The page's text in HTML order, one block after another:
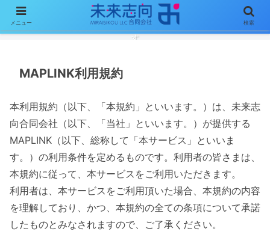
ソフトウェア開発を通じて、明るく楽しいあなたの未来創りをお手伝い致しま
す
MAPLINK利用規約
本利用規約（以下、「本規約」といいます。）は、未来志
向合同会社（以下、「当社」といいます。）が提供する
MAPLINK（以下、総称して「本サービス」といいま
す。）の利用条件を定めるものです。利用者の皆さまは、
本規約に従って、本サービスをご利用いただきます。
利用者は、本サービスをご利用頂いた場合、本規約の内容
を理解しており、かつ、本規約の全ての条項について承諾
したものとみなされますので、ご了承ください。
メニュー 検索